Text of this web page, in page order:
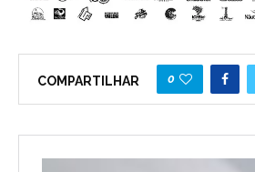
COMPARTILHAR 0